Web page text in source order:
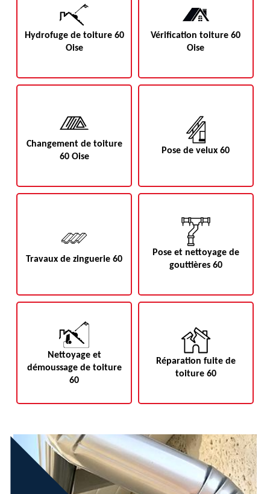
Hydrofuge de toiture 60
Oise
Vérification toiture 60
Oise
Changement de toiture
60 Oise
Pose de velux 60
Travaux de zinguerie 60
Pose et nettoyage de
gouttières 60
Nettoyage et
démoussage de toiture
60
Réparation fuite de
toiture 60